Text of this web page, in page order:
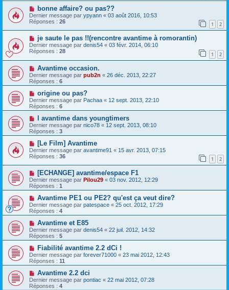
bonne affaire? ou pas??
Dernier message par ypyann « 03 août 2016, 10:53
Réponses : 26 1 2
je saute le pas !!(rencontre avantime à romorantin)
Dernier message par denis54 « 03 févr. 2014, 06:10
Réponses : 28 1 2
Avantime occasion.
Dernier message par pub2n « 26 déc. 2013, 22:27
Réponses : 6
origine ou pas?
Dernier message par Pachaa « 12 sept. 2013, 22:10
Réponses : 6
l avantime dans youngtimers
Dernier message par nico78 « 12 sept. 2013, 08:10
Réponses : 3
[Le Film] Avantime
Dernier message par avantime91 « 15 avr. 2013, 07:15
Réponses : 36 1 2
[ECHANGE] avantime/espace F1
Dernier message par Pilou29 « 03 nov. 2012, 12:29
Réponses : 1
Avantime PE1 ou PE2? qu'est ça veut dire?
Dernier message par patespace « 25 oct. 2012, 17:29
Réponses : 4
Avantime et E85
Dernier message par denis54 « 22 juil. 2012, 14:32
Réponses : 5
Fiabilité avantime 2.2 dCi !
Dernier message par forever71000 « 23 mai 2012, 12:43
Réponses : 11
Avantime 2.2 dci
Dernier message par pontiac « 22 mai 2012, 07:28
Réponses : 4